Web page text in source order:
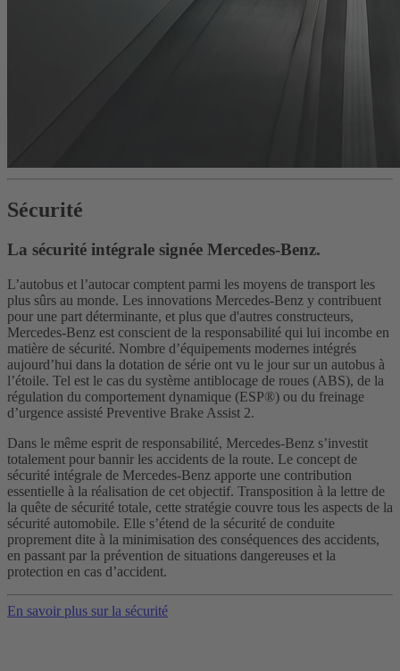
Sécurité
La sécurité intégrale signée Mercedes-Benz.
L’autobus et l’autocar comptent parmi les moyens de transport les
plus sûrs au monde. Les innovations Mercedes-Benz y contribuent
pour une part déterminante, et plus que d'autres constructeurs,
Mercedes-Benz est conscient de la responsabilité qui lui incombe en
matière de sécurité. Nombre d’équipements modernes intégrés
aujourd’hui dans la dotation de série ont vu le jour sur un autobus à
l’étoile. Tel est le cas du système antiblocage de roues (ABS), de la
régulation du comportement dynamique (ESP®) ou du freinage
d’urgence assisté Preventive Brake Assist 2.
Dans le même esprit de responsabilité, Mercedes-Benz s’investit
totalement pour bannir les accidents de la route. Le concept de
sécurité intégrale de Mercedes-Benz apporte une contribution
essentielle à la réalisation de cet objectif. Transposition à la lettre de
la quête de sécurité totale, cette stratégie couvre tous les aspects de la
sécurité automobile. Elle s’étend de la sécurité de conduite
proprement dite à la minimisation des conséquences des accidents,
en passant par la prévention de situations dangereuses et la
protection en cas d’accident.
En savoir plus sur la sécurité